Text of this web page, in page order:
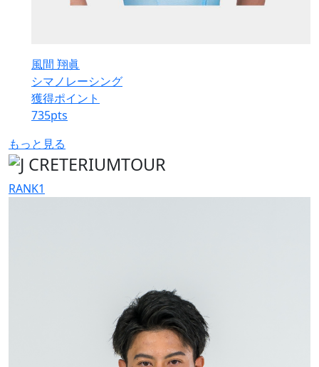
風間 翔眞
シマノレーシング
獲得ポイント
735pts
もっと見る
RANK1